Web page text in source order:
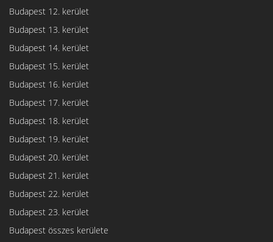
Budapest 12. kerület
Budapest 13. kerület
Budapest 14. kerület
Budapest 15. kerület
Budapest 16. kerület
Budapest 17. kerület
Budapest 18. kerület
Budapest 19. kerület
Budapest 20. kerület
Budapest 21. kerület
Budapest 22. kerület
Budapest 23. kerület
Budapest összes kerülete